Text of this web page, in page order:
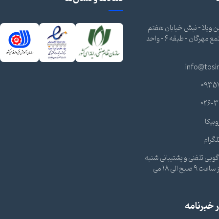
ویلا - نبش خیابان هفتم
شرقی - مجتمع مهرگان - طبقه 6 - واحد
026-
تلفنی و پشتیبانی شنبه
تا چهارشنبه از ساعت 9 صبح الی 18 می